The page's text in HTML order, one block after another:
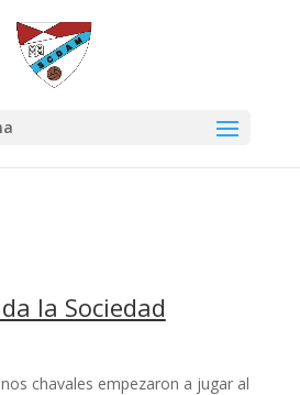
la Sociedad
chavales empezaron a jugar al